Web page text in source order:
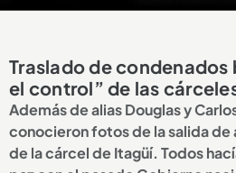
Traslado de condenados
el control” de las
Además de alias Douglas y
conocieron fotos de la salida de
de la cárcel de Itagüí. Todos